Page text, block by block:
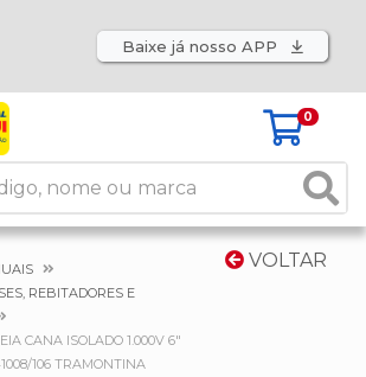
Baixe já nosso APP
0
VOLTAR
REBITADORES E
CANA ISOLADO 1.000V 6"
106 TRAMONTINA